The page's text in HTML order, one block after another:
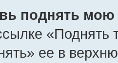
поднять мою
«Поднять
ее в